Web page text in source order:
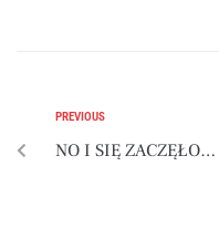
PREVIOUS
NO I SIĘ ZACZĘŁO…